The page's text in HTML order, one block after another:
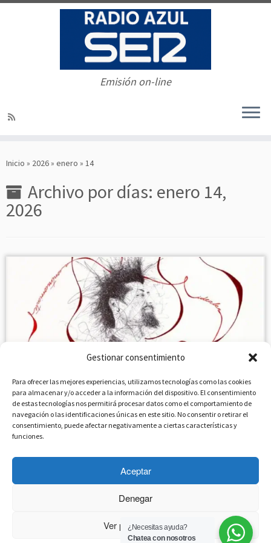
Gestionar consentimiento
Para ofrecer las mejores experiencias, utilizamos tecnologías como las cookies
para almacenar y/o acceder a la información del dispositivo. El consentimiento
de estas tecnologías nos permitirá procesar datos como el comportamiento de
navegación o las identificaciones únicas en este sitio. No consentir o retirar el
consentimiento, puede afectar negativamente a ciertas características y
funciones.
Aceptar
Denegar
Ver preferencias
Emisión on-line
Inicio » 2026» enero » 14
Archivo por días: enero 14,
2026
Una alumna de Mota del Cuervo diseña el
cartel de ...
¿Necesitas ayuda?
Chatea con nosotros